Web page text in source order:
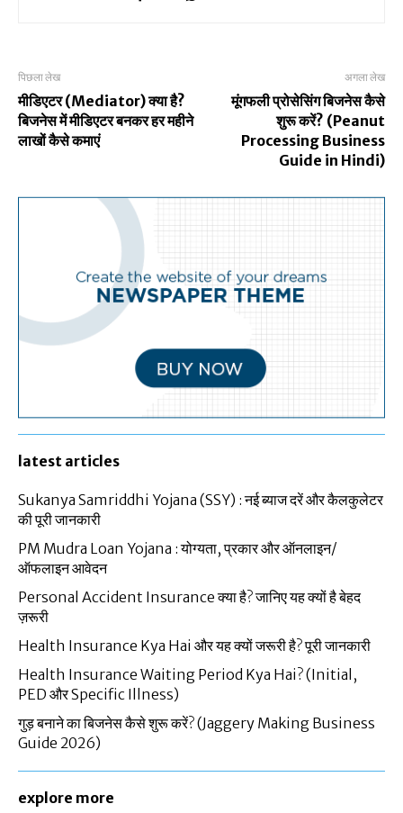
पिछला लेख
मीडिएटर (Mediator) क्या है?
बिजनेस में मीडिएटर बनकर हर महीने
लाखों कैसे कमाएं
अगला लेख
मूंगफली प्रोसेसिंग बिजनेस कैसे
शुरू करें? (Peanut
Processing Business
Guide in Hindi)
latest articles
Sukanya Samriddhi Yojana (SSY) : नई ब्याज दरें और कैलकुलेटर
की पूरी जानकारी
PM Mudra Loan Yojana : योग्यता, प्रकार और ऑनलाइन/
ऑफलाइन आवेदन
Personal Accident Insurance क्या है? जानिए यह क्यों है बेहद
ज़रूरी
Health Insurance Kya Hai और यह क्यों जरूरी है? पूरी जानकारी
Health Insurance Waiting Period Kya Hai? (Initial,
PED और Specific Illness)
गुड़ बनाने का बिजनेस कैसे शुरू करें? (Jaggery Making Business
Guide 2026)
explore more